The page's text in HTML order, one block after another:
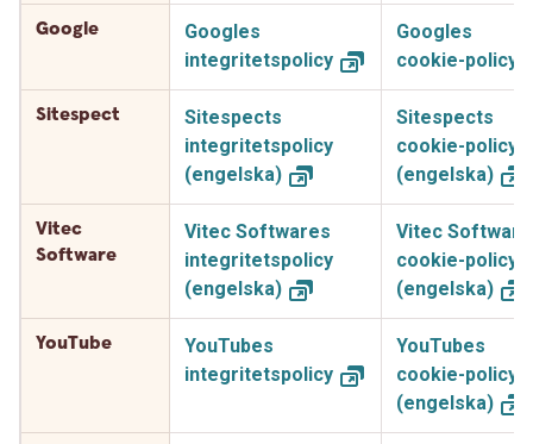
Google
Googles
integritetspolicy
Googles
cookie-policy
Sitespect
Sitespects
integritetspolicy
(engelska)
Sitespects
cookie-policy
(engelska)
Vitec
Software
Vitec Softwares
integritetspolicy
(engelska)
Vitec
cookie-policy
(engelska)
YouTube
YouTubes
integritetspolicy
YouTubes
cookie-policy
(engelska)